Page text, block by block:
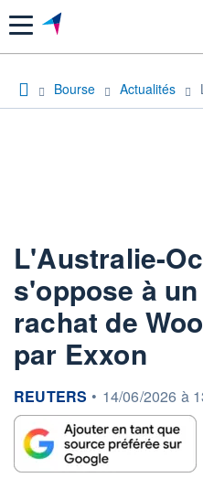
Menu
Bourse Actualités
L'Australie-
s'oppose à
rachat de
par Exxon
information fournie par
REUTERS • 14/06/2026 à